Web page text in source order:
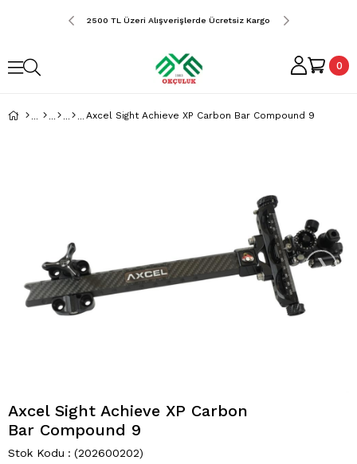
Ücretsiz Kargo 2500 TL Üzeri Alışverişlerde Ücretsiz Kargo 2500 TL Üzeri
0
Axcel Sight Achieve XP Carbon Bar Compound 9
›
Axcel Sight Achieve XP Carbon
Bar Compound 9
Stok Kodu
(202600202)